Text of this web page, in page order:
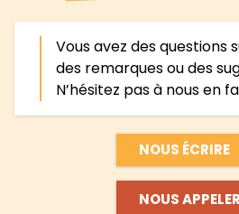
Vous avez des questions
des remarques ou des
N’hésitez pas à nous en
NOUS ÉCRIRE
NOUS APPELER